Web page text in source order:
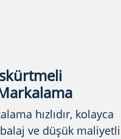
hızlıdır, kolayca
ve düşük maliyetli